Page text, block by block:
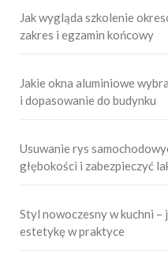
Jak wygląda szkolenie
zakres i egzamin końcowy
Jakie okna aluminiowe
i dopasowanie do budynku
Usuwanie rys
głębokości i zabezpieczyć
Styl nowoczesny w kuchni –
estetykę w praktyce